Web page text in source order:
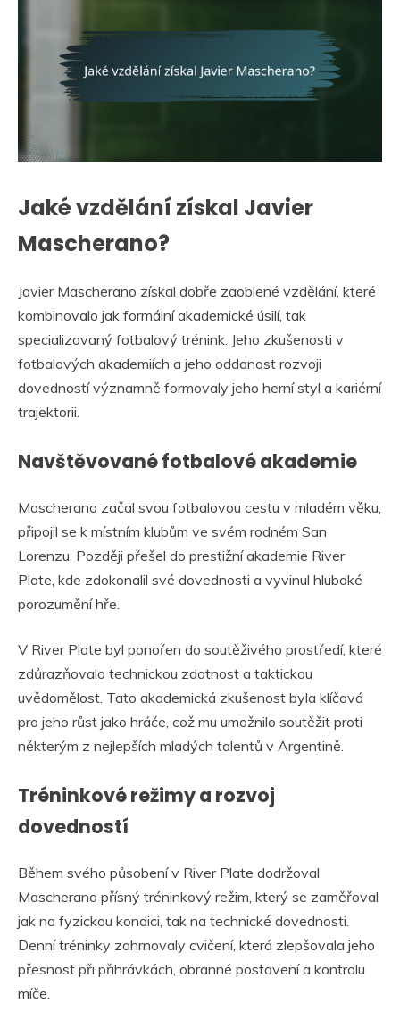
Jaké vzdělání získal Javier
Mascherano?
Javier Mascherano získal dobře zaoblené vzdělání, které
kombinovalo jak formální akademické úsilí, tak
specializovaný fotbalový trénink. Jeho zkušenosti v
fotbalových akademiích a jeho oddanost rozvoji
dovedností významně formovaly jeho herní styl a kariérní
trajektorii.
Navštěvované fotbalové akademie
Mascherano začal svou fotbalovou cestu v mladém věku,
připojil se k místním klubům ve svém rodném San
Lorenzu. Později přešel do prestižní akademie River
Plate, kde zdokonalil své dovednosti a vyvinul hluboké
porozumění hře.
V River Plate byl ponořen do soutěživého prostředí, které
zdůrazňovalo technickou zdatnost a taktickou
uvědomělost. Tato akademická zkušenost byla klíčová
pro jeho růst jako hráče, což mu umožnilo soutěžit proti
některým z nejlepších mladých talentů v Argentině.
Tréninkové režimy a rozvoj
dovedností
Během svého působení v River Plate dodržoval
Mascherano přísný tréninkový režim, který se zaměřoval
jak na fyzickou kondici, tak na technické dovednosti.
Denní tréninky zahrnovaly cvičení, která zlepšovala jeho
přesnost při přihrávkách, obranné postavení a kontrolu
míče.